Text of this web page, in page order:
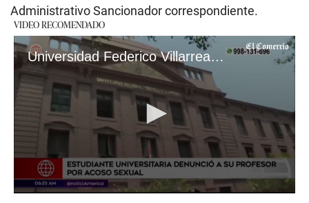
Administrativo Sancionador correspondiente.
VIDEO RECOMENDADO
Universidad Federico Villarreal: Alumna denunció a su profesor por acoso sexual